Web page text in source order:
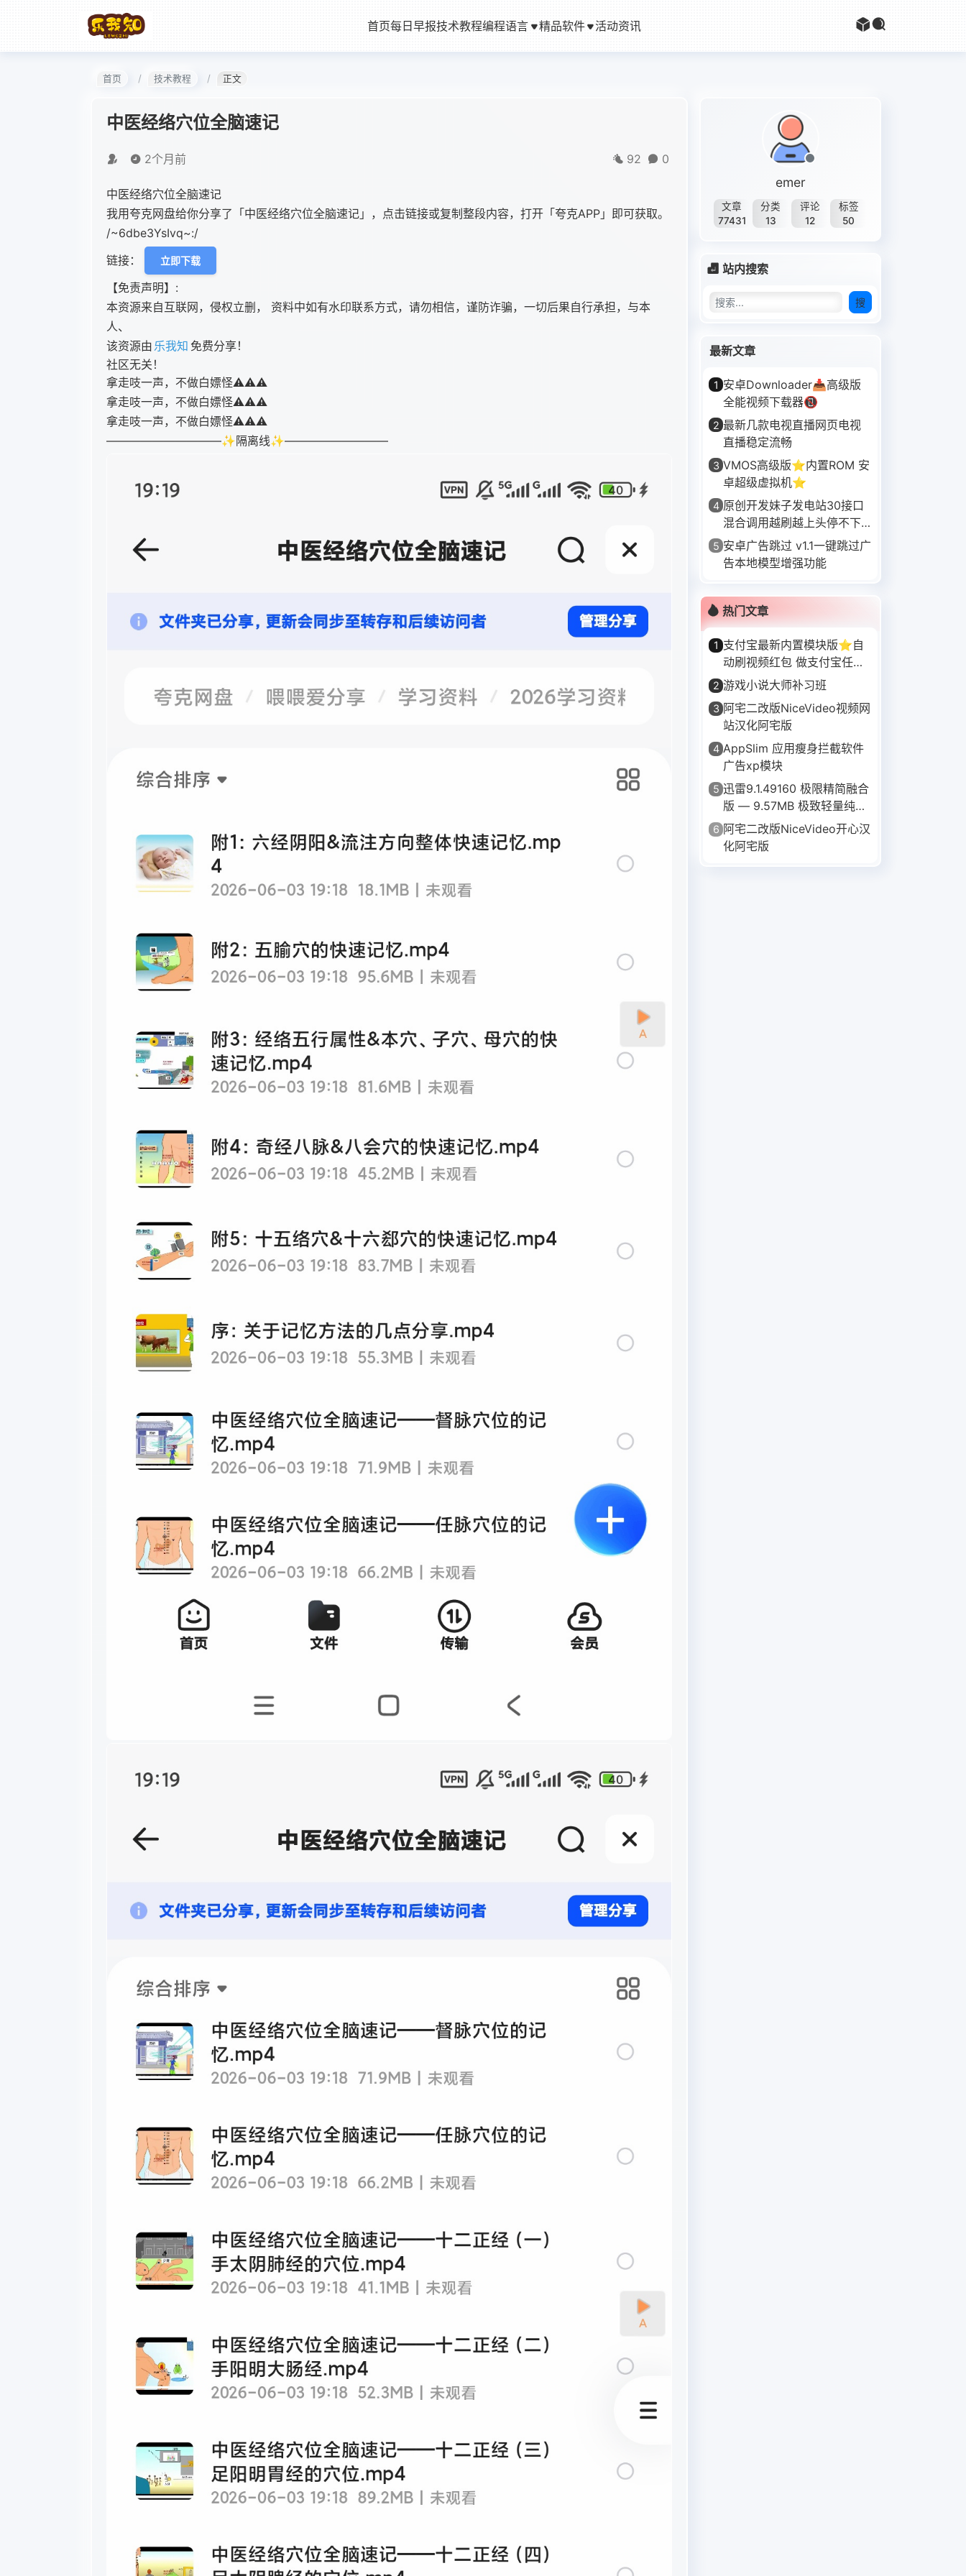
首页每日早报技术教程编程语言 精品软件 活动资讯
首页 技术教程 正文
中医经络穴位全脑速记
2个月前 92 0
中医经络穴位全脑速记
我用夸克网盘给你分享了「中医经络穴位全脑速记」，点击链接或复制整段内容，打开「夸克APP」即可获取。
/~6dbe3YsIvq~:/
链接：
立即下载
【免责声明】:
本资源来自互联网，侵权立删， 资料中如有水印联系方式，请勿相信，谨防诈骗，一切后果自行承担，与本
人、
该资源由 乐我知 免费分享！
社区无关！
拿走吱一声，不做白嫖怪⚠️⚠️⚠️
拿走吱一声，不做白嫖怪⚠️⚠️⚠️
拿走吱一声，不做白嫖怪⚠️⚠️⚠️
——————————✨隔离线✨—————————
emer
文章
77431
分类
13
评论
12
标签
50
站内搜索
搜
最新文章
1 安卓Downloader📥高级版
全能视频下载器📵
2 最新几款电视直播网页电视
直播稳定流畅
3 VMOS高级版⭐内置ROM 安
卓超级虚拟机⭐
4 原创开发妹子发电站30接口
混合调用越刷越上头停不下
来
5 安卓广告跳过 v1.1一键跳过广
告本地模型增强功能
热门文章
1 支付宝最新内置模块版⭐自
动刷视频红包 做支付宝任务
等⭐
2 游戏小说大师补习班
3 阿宅二改版NiceVideo视频网
站汉化阿宅版
4 AppSlim 应用瘦身拦截软件
广告xp模块
5 迅雷9.1.49160 极限精简融合
版 — 9.57MB 极致轻量纯净
下载
6 阿宅二改版NiceVideo开心汉
化阿宅版